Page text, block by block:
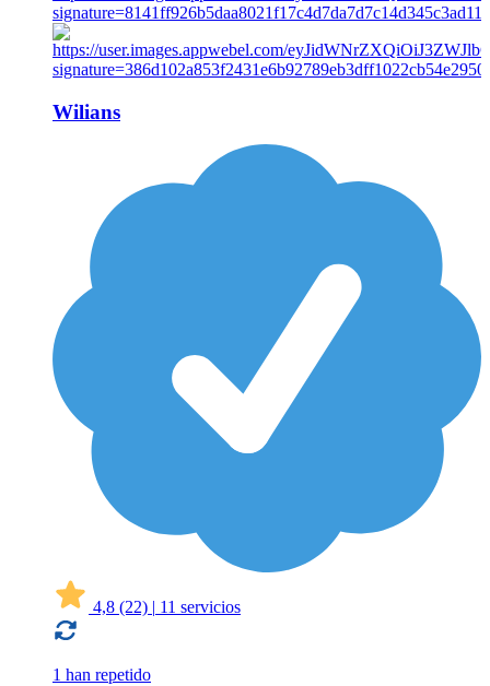
Wilians
4,8 (22) | 11 servicios
1 han repetido